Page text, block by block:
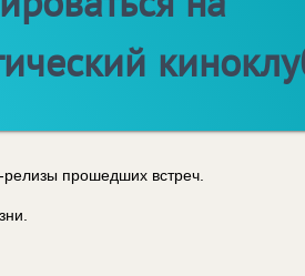
прошедших встреч.